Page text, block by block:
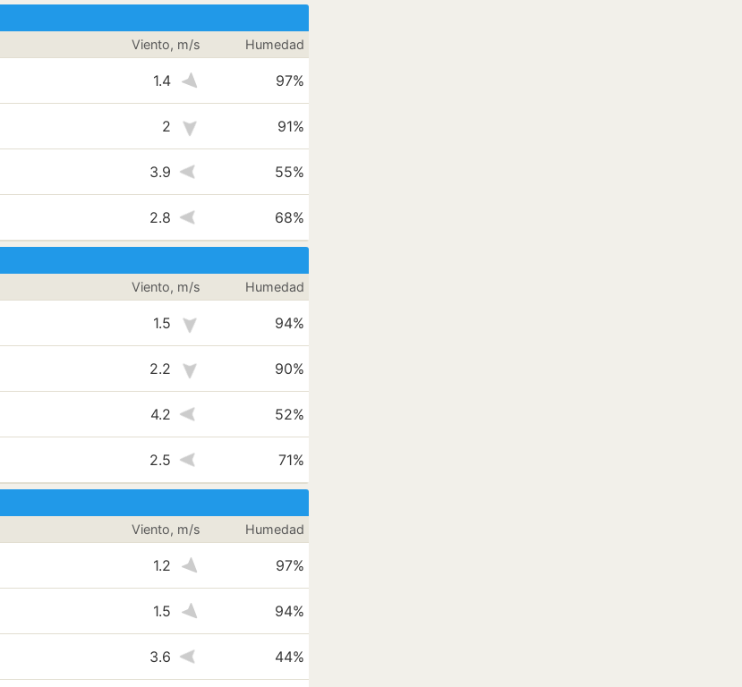
Viento, m/s Humedad
1.4 97%
2 91%
3.9 55%
2.8 68%
Viento, m/s Humedad
1.5 94%
2.2 90%
4.2 52%
2.5 71%
Viento, m/s Humedad
1.2 97%
1.5 94%
3.6 44%